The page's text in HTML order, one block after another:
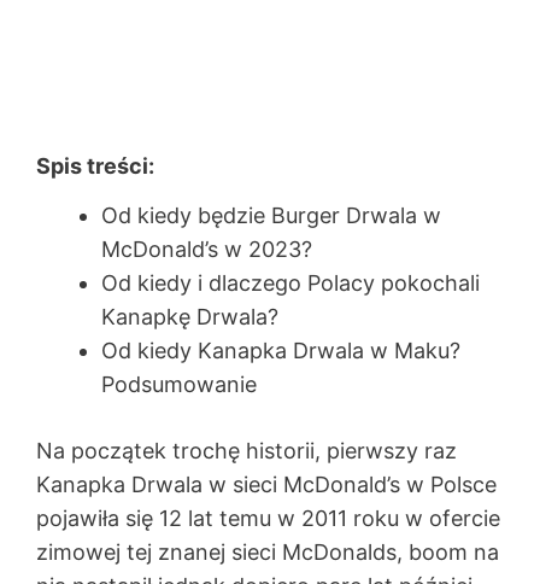
Spis treści:
Od kiedy będzie Burger Drwala w
McDonald’s w 2023?
Od kiedy i dlaczego Polacy pokochali
Kanapkę Drwala?
Od kiedy Kanapka Drwala w Maku?
Podsumowanie
Na początek trochę historii, pierwszy raz
Kanapka Drwala w sieci McDonald’s w Polsce
pojawiła się 12 lat temu w 2011 roku w ofercie
zimowej tej znanej sieci McDonalds, boom na